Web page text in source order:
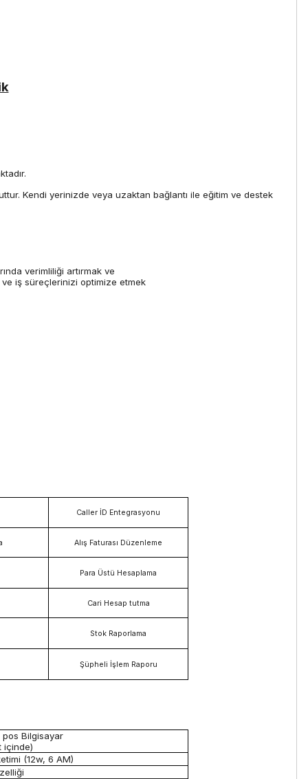
Kendi yerinizde veya uzaktan bağlantı ile eğitim ve destek
verimliliği artırmak ve
ve iş süreçlerinizi optimize etmek
Caller İD Entegrasyonu
Alış Faturası Düzenleme
Para Üstü Hesaplama
Cari Hesap tutma
Stok Raporlama
Şüpheli İşlem Raporu
Bilgisayar
içinde)
(12w, 6 AM)